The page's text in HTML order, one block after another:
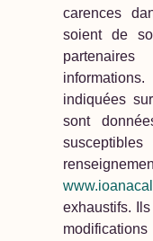
carences
soient de
indiquées
sont
exhaustifs.